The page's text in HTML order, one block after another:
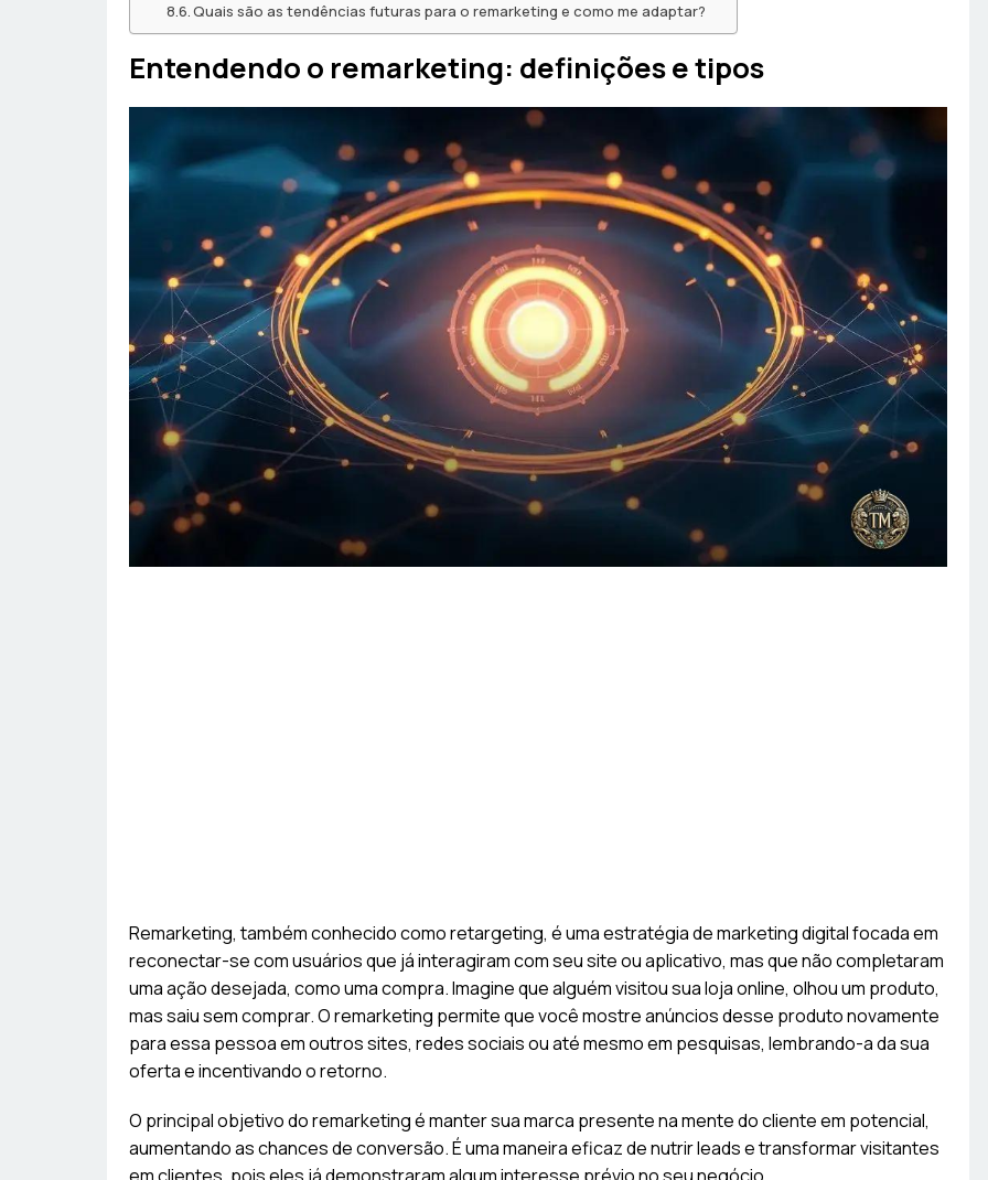
Quais são as tendências futuras para o remarketing e como me adaptar?
Entendendo o remarketing: definições e tipos
Remarketing, também conhecido como retargeting, é uma estratégia de marketing digital focada em
reconectar-se com usuários que já interagiram com seu site ou aplicativo, mas que não completaram
uma ação desejada, como uma compra. Imagine que alguém visitou sua loja online, olhou um produto,
mas saiu sem comprar. O remarketing permite que você mostre anúncios desse produto novamente
para essa pessoa em outros sites, redes sociais ou até mesmo em pesquisas, lembrando-a da sua
oferta e incentivando o retorno.
O principal objetivo do remarketing é manter sua marca presente na mente do cliente em potencial,
aumentando as chances de conversão. É uma maneira eficaz de nutrir leads e transformar visitantes